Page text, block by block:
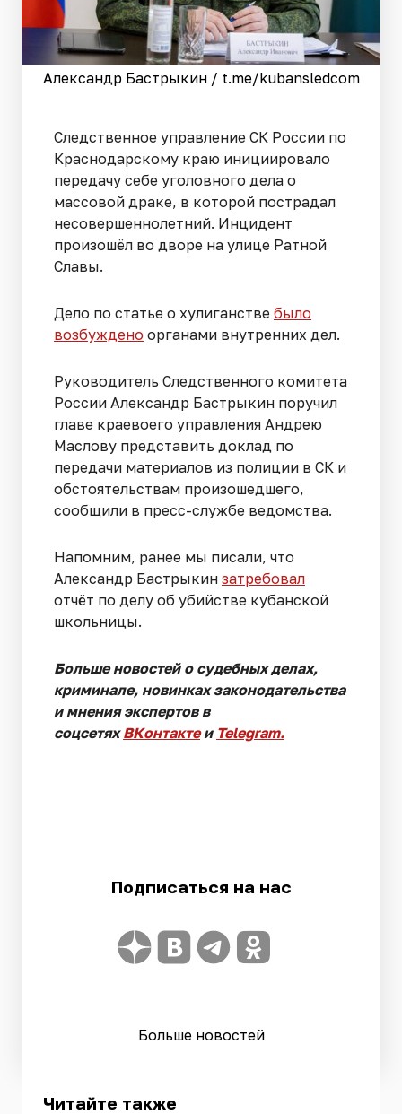
Александр Бастрыкин / t.me/kubansledcom
Следственное управление СК России по
Краснодарскому краю инициировало
передачу себе уголовного дела о
массовой драке, в которой пострадал
несовершеннолетний. Инцидент
произошёл во дворе на улице Ратной
Славы.
Дело по статье о хулиганстве было
возбуждено органами внутренних дел.
Руководитель Следственного комитета
России Александр Бастрыкин поручил
главе краевоего управления Андрею
Маслову представить доклад по
передачи материалов из полиции в СК и
обстоятельствам произошедшего,
сообщили в пресс-службе ведомства.
Напомним, ранее мы писали, что
Александр Бастрыкин затребовал
отчёт по делу об убийстве кубанской
школьницы.
Больше новостей о судебных делах,
криминале, новинках законодательства
и мнения экспертов в
соцсетяхВКонтактеи Telegram.
Подписаться на нас
Больше новостей
Читайте также